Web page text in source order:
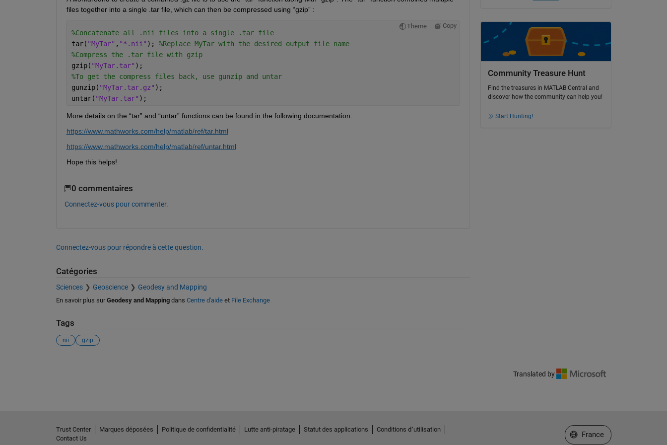
files together into a single .tar file, which can then be compressed using “gzip” :
Theme Copy
%Concatenate all .nii files into a single .tar file
tar( "MyTar" , "*.nii" ); %Replace MyTar with the desired output file name
%Compress the .tar file with gzip
gzip( "MyTar.tar" );
%To get the compress files back, use gunzip and untar
gunzip( "MyTar.tar.gz" );
untar( "MyTar.tar" );
More details on the “tar” and “untar” functions can be found in the following documentation:
https://www.mathworks.com/help/matlab/ref/tar.html
https://www.mathworks.com/help/matlab/ref/untar.html
Hope this helps!
0 commentaires
Connectez-vous pour commenter.
Connectez-vous pour répondre à cette question.
Catégories
Sciences Geoscience Geodesy and Mapping
En savoir plus sur Geodesy and Mappingdans Centre d'aideet File Exchange
Tags
nii gzip
Community Treasure Hunt
Find the treasures in MATLAB Central and
discover how the community can help you!
Start Hunting!
Translated by
Trust Center Marques déposées Politique de confidentialité Lutte anti-piratage Statut des applications
Conditions d՚utilisation
Contact Us
Sélectionner un site web
France